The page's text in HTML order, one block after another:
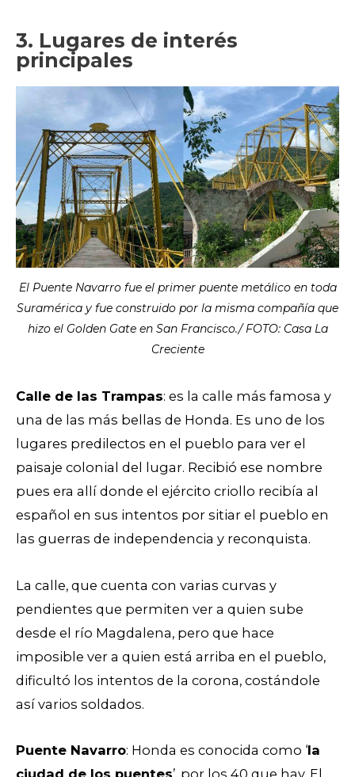
3. Lugares de interés
principales
El Puente Navarro fue el primer puente metálico en toda
Suramérica y fue construido por la misma compañía que
hizo el Golden Gate en San Francisco./ FOTO: Casa La
Creciente
Calle de las Trampas: es la calle más famosa y
una de las más bellas de Honda. Es uno de los
lugares predilectos en el pueblo para ver el
paisaje colonial del lugar. Recibió ese nombre
pues era allí donde el ejército criollo recibía al
español en sus intentos por sitiar el pueblo en
las guerras de independencia y reconquista.
La calle, que cuenta con varias curvas y
pendientes que permiten ver a quien sube
desde el río Magdalena, pero que hace
imposible ver a quien está arriba en el pueblo,
dificultó los intentos de la corona, costándole
así varios soldados.
Puente Navarro: Honda es conocida como ‘la